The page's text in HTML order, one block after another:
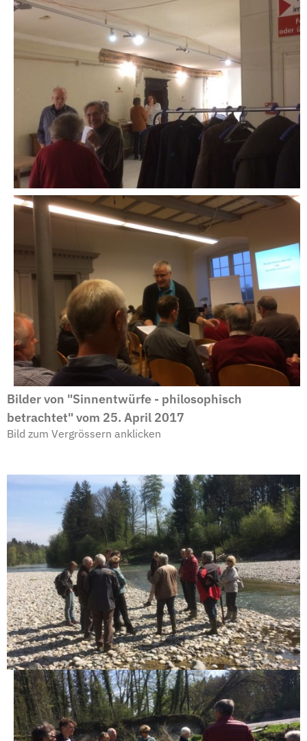
Bilder von "Sinnentwürfe - philosophisch
betrachtet" vom 25. April 2017
Bild zum Vergrössern anklicken